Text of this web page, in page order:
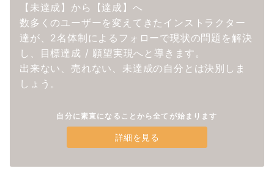
【未達成】から【達成】へ
数多くのユーザーを変えてきたインストラクター
達が、2名体制によるフォローで現状の問題を解決
し、目標達成 / 願望実現へと導きます。
出来ない、売れない、未達成の自分とは決別しま
しょう。
自分に素直になることから全てが始まります
詳細を見る